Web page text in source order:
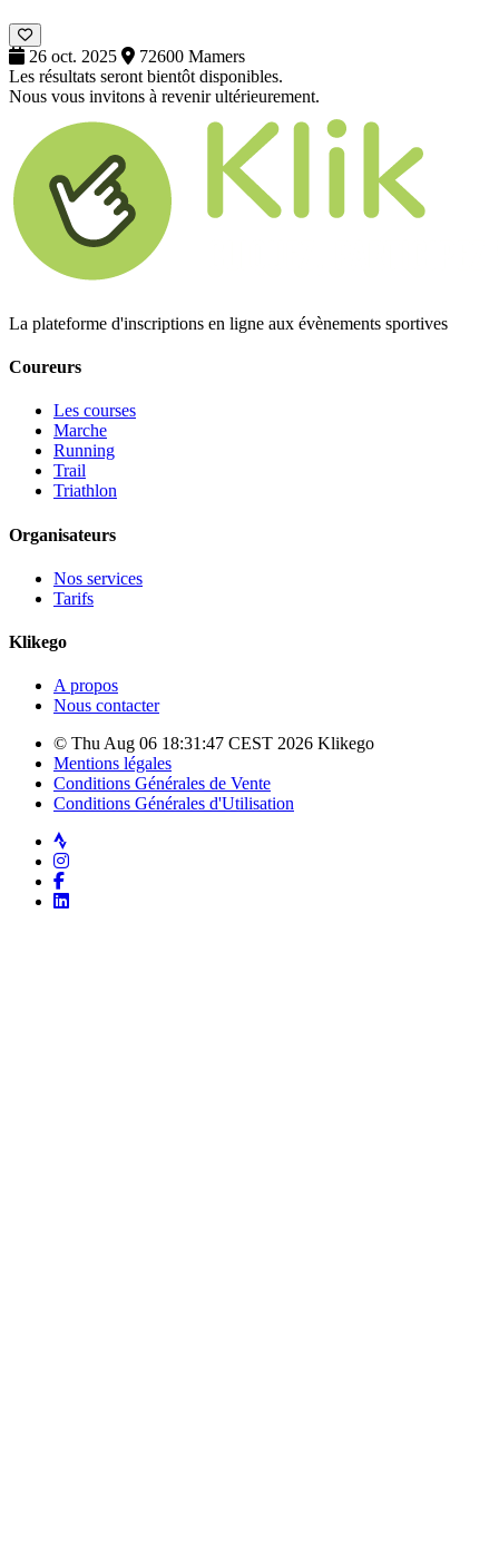
26 oct. 2025
72600 Mamers
Les résultats seront bientôt disponibles.
Nous vous invitons à revenir ultérieurement.
La plateforme d'inscriptions en ligne aux évènements sportives
Coureurs
Les courses
Marche
Running
Trail
Triathlon
Organisateurs
Nos services
Tarifs
Klikego
A propos
Nous contacter
© Thu Aug 06 18:31:47 CEST 2026 Klikego
Mentions légales
Conditions Générales de Vente
Conditions Générales d'Utilisation
Strava
Instagram
Facebook